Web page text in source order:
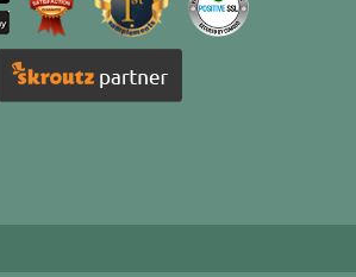
άνω των 16 ετών, 1-2